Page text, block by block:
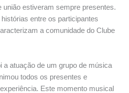
união estiveram sempre presentes.
entre os participantes
a comunidade do Clube
a atuação de um grupo de música
todos os presentes e
Este momento musical